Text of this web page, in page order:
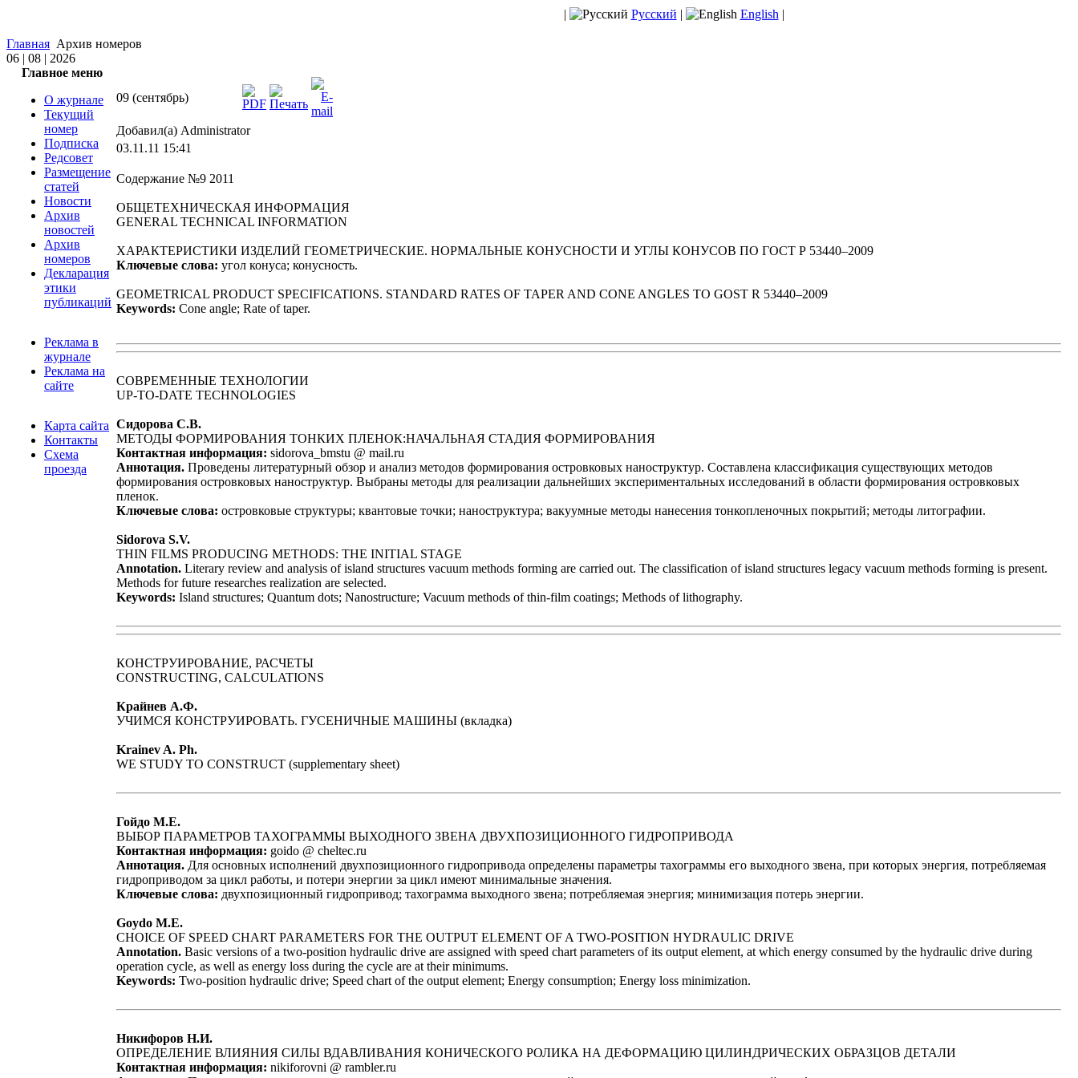
| Русский | English |
Главная Архив номеров
06 | 08 | 2026
Главное меню
О журнале
Текущий
номер
Подписка
Редсовет
Размещение
статей
Новости
Архив
новостей
Архив
номеров
Декларация
этики
публикаций
Реклама в
журнале
Реклама на
сайте
Карта сайта
Контакты
Схема
проезда
09 (сентябрь)
Добавил(а) Administrator
03.11.11 15:41
Содержание №9 2011
ОБЩЕТЕХНИЧЕСКАЯ ИНФОРМАЦИЯ
GENERAL TECHNICAL INFORMATION
ХАРАКТЕРИСТИКИ ИЗДЕЛИЙ ГЕОМЕТРИЧЕСКИЕ. НОРМАЛЬНЫЕ КОНУСНОСТИ И УГЛЫ КОНУСОВ ПО ГОСТ Р 53440–2009
Ключевые слова: угол конуса; конусность.
GEOMETRICAL PRODUCT SPECIFICATIONS. STANDARD RATES OF TAPER AND CONE ANGLES TO GOST R 53440–2009
Keywords: Сone angle; Rate of taper.
СОВРЕМЕННЫЕ ТЕХНОЛОГИИ
UP-TO-DATE TECHNOLOGIES
Сидорова С.В.
МЕТОДЫ ФОРМИРОВАНИЯ ТОНКИХ ПЛЕНОК:НАЧАЛЬНАЯ СТАДИЯ ФОРМИРОВАНИЯ
Контактная информация: sidorova_bmstu @ mail.ru
Аннотация. Проведены литературный обзор и анализ методов формирования островковых наноструктур. Составлена классификация существующих методов
формирования островковых наноструктур. Выбраны методы для реализации дальнейших экспериментальных исследований в области формирования островковых
пленок.
Ключевые слова: островковые структуры; квантовые точки; наноструктура; вакуумные методы нанесения тонкопленочных покрытий; методы литографии.
Sidorova S.V.
THIN FILMS PRODUCING METHODS: THE INITIAL STAGE
Annotation. Literary review and analysis of island structures vacuum methods forming are carried out. The classification of island structures legacy vacuum methods forming is present.
Methods for future researches realization are selected.
Keywords: Island structures; Quantum dots; Nanostructure; Vacuum methods of thin-film coatings; Methods of lithography.
КОНСТРУИРОВАНИЕ, РАСЧЕТЫ
CONSTRUCTING, CALCULATIONS
Крайнев А.Ф.
УЧИМСЯ КОНСТРУИРОВАТЬ. ГУСЕНИЧНЫЕ МАШИНЫ (вкладка)
Krainev A. Ph.
WE STUDY TO CONSTRUCT (supplementary sheet)
Гойдо М.Е.
ВЫБОР ПАРАМЕТРОВ ТАХОГРАММЫ ВЫХОДНОГО ЗВЕНА ДВУХПОЗИЦИОННОГО ГИДРОПРИВОДА
Контактная информация: goido @ cheltec.ru
Аннотация. Для основных исполнений двухпозиционного гидропривода определены параметры тахограммы его выходного звена, при которых энергия, потребляемая
гидроприводом за цикл работы, и потери энергии за цикл имеют минимальные значения.
Ключевые слова: двухпозиционный гидропривод; тахограмма выходного звена; потребляемая энергия; минимизация потерь энергии.
Goydo M.E.
CHOICE OF SPEED CHART PARAMETERS FOR THE OUTPUT ELEMENT OF A TWO-POSITION HYDRAULIC DRIVE
Annotation. Basic versions of a two-position hydraulic drive are assigned with speed chart parameters of its output element, at which energy consumed by the hydraulic drive during
operation cycle, as well as energy loss during the cycle are at their minimums.
Keywords: Two-position hydraulic drive; Speed chart of the output element; Energy consumption; Energy loss minimization.
Никифоров Н.И.
ОПРЕДЕЛЕНИЕ ВЛИЯНИЯ СИЛЫ ВДАВЛИВАНИЯ КОНИЧЕСКОГО РОЛИКА НА ДЕФОРМАЦИЮ ЦИЛИНДРИЧЕСКИХ ОБРАЗЦОВ ДЕТАЛИ
Контактная информация: nikiforovni @ rambler.ru